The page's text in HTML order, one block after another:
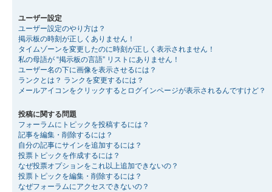
ユーザー設定
ユーザー設定のやり方は？
掲示板の時刻が正しくありません！
タイムゾーンを変更したのに時刻が正しく表示されません！
私の母語が “掲示板の言語” リストにありません！
ユーザー名の下に画像を表示させるには？
ランクとは？ ランクを変更するには？
メールアイコンをクリックするとログインページが表示されるんですけど？
投稿に関する問題
フォーラムにトピックを投稿するには？
記事を編集・削除するには？
自分の記事にサインを追加するには？
投票トピックを作成するには？
なぜ投票オプションをこれ以上追加できないの？
投票トピックを編集・削除するには？
なぜフォーラムにアクセスできないの？